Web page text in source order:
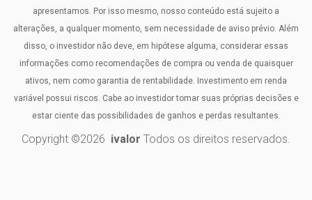
apresentamos. Por isso mesmo, nosso conteúdo está sujeito a
alterações, a qualquer momento, sem necessidade de aviso prévio. Além
disso, o investidor não deve, em hipótese alguma, considerar essas
informações como recomendações de compra ou venda de quaisquer
ativos, nem como garantia de rentabilidade. Investimento em renda
variável possui riscos. Cabe ao investidor tomar suas próprias decisões e
estar ciente das possibilidades de ganhos e perdas resultantes.
Copyright ©2026 ivalor Todos os direitos reservados.